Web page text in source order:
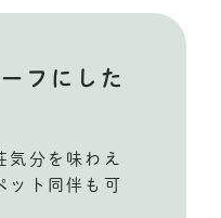
フにした
気分を味わえ
ット同伴も可